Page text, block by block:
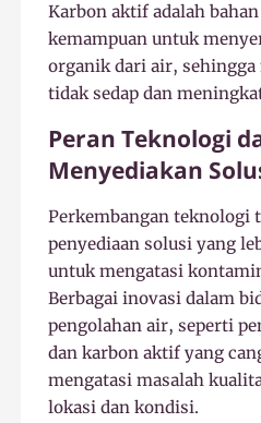
Karbon aktif adalah
kemampuan untuk
organik dari air,
tidak sedap dan
Peran Teknologi
Menyediakan
Perkembangan teknologi
penyediaan solusi yang
untuk mengatasi
Berbagai inovasi dalam
pengolahan air, seperti
dan karbon aktif yang
mengatasi masalah
lokasi dan kondisi.